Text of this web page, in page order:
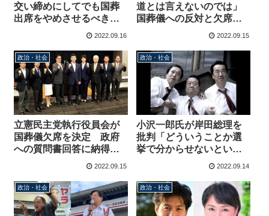
交い締めにしてでも国葬
出席をやめさせるべき
だ」連合・芳野会長の参
る投稿
2022.09.16
道とは言えないのでは」
国葬儀への反対と欠席ば
かり報じるメディアに苦
2022.09.15
政治・社会
立憲民主党執行役員会が
国葬儀欠席を決定 政府
への質問書回答に納得せ
2022.09.15
政治・社会
小沢一郎氏が岸田総理を
批判「どういうことか選
挙で分からせないといけ
ない」→昨年の衆院選で
ないのか？
2022.09.14
政治・社会 政治・社会